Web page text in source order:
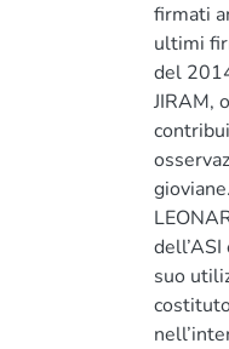
firmati
ultimi
del
JIRAM,
suo